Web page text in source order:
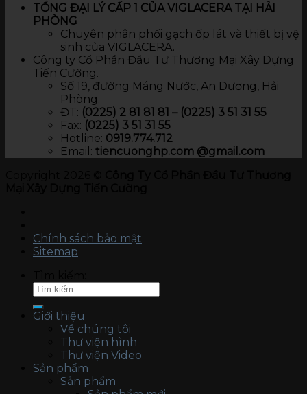
TỔNG ĐẠI LÝ CẤP 1 CỦA VIGLACERA TẠI HẢI
PHÒNG
Chuyên phân phối gạch ốp lát và thiết bị vệ
sinh của VIGLACERA.
Công ty Cổ Phần Đầu Tư Thương Mại Xây Dựng
Tiến Cường.
Số 19, đường Máng Nước, An Dương, Hải
Phòng.
ĐT: (0225) 2 81 81 81 – (0225) 3 51 31 55
Fax: (0225) 3 51 31 55
Hotline: 0919.774.712​
Email: tiencuonghp.com @gmail.com
Chính sách bảo mật
Sitemap
Giới thiệu
Về chúng tôi
Thư viện hình
Thư viện Video
Sản phẩm
Sản phẩm